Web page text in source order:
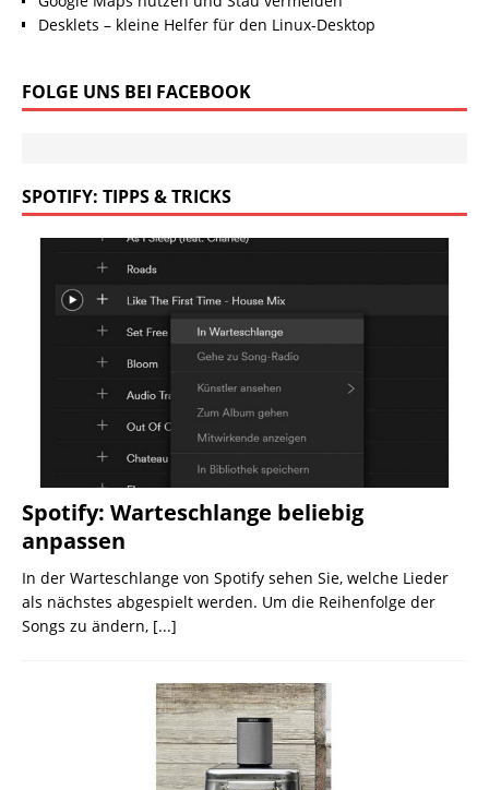
Desklets – kleine Helfer für den Linux-Desktop
FOLGE UNS BEI FACEBOOK
SPOTIFY: TIPPS & TRICKS
Spotify: Warteschlange beliebig
anpassen
In der Warteschlange von Spotify sehen Sie, welche Lieder
als nächstes abgespielt werden. Um die Reihenfolge der
Songs zu ändern, [...]